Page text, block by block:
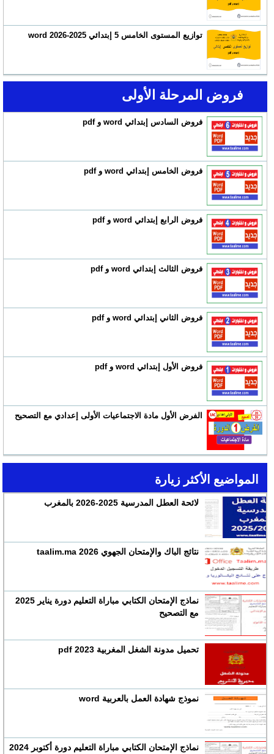
توازيع المستوى الخامس 5 إبتدائي 2025-2026 word
فروض المرحلة الأولى
فروض السادس إبتدائي word و pdf
فروض الخامس إبتدائي word و pdf
فروض الرابع إبتدائي word و pdf
فروض الثالث إبتدائي word و pdf
فروض الثاني إبتدائي word و pdf
فروض الأول إبتدائي word و pdf
الفرض الأول مادة الاجتماعيات الأولى إعدادي مع التصحيح
المواضيع الأكثر زيارة
لائحة العطل المدرسية 2025-2026 بالمغرب
نتائج الباك والإمتحان الجهوي 2026 taalim.ma
نماذج الإمتحان الكتابي مباراة التعليم دورة يناير 2025
مع التصحيح
تحميل مدونة الشغل المغربية 2023 pdf
نموذج شهادة العمل بالعربية word
نماذج الإمتحان الكتابي مباراة التعليم دورة أكتوبر 2024